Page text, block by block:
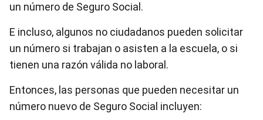
un número de Seguro Social.
E incluso, algunos no ciudadanos pueden solicitar
un número si trabajan o asisten a la escuela, o si
tienen una razón válida no laboral.
Entonces, las personas que pueden necesitar un
número nuevo de Seguro Social incluyen: